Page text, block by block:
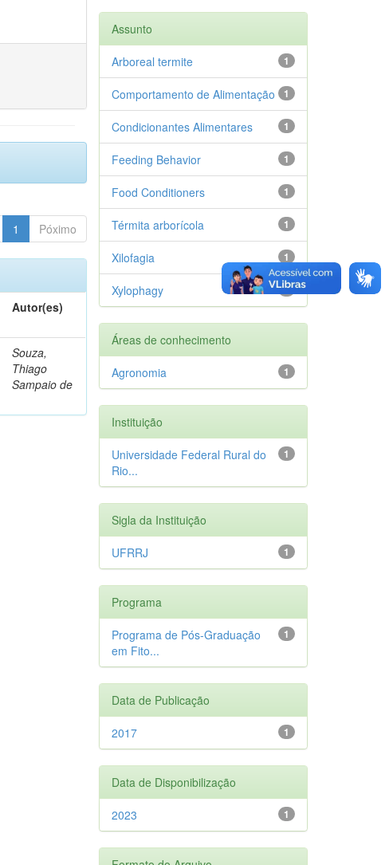
1 Póximo
Autor(es)
Souza,
Thiago
Sampaio de
Assunto
1
Arboreal termite
1
Comportamento de Alimentação
1
Condicionantes Alimentares
1
Feeding Behavior
1
Food Conditioners
1
Térmita arborícola
1
Xilofagia
1
Xylophagy
Áreas de conhecimento
1
Agronomia
Instituição
1
Universidade Federal Rural do
Rio...
Sigla da Instituição
1
UFRRJ
Programa
1
Programa de Pós-Graduação
em Fito...
Data de Publicação
1
2017
Data de Disponibilização
1
2023